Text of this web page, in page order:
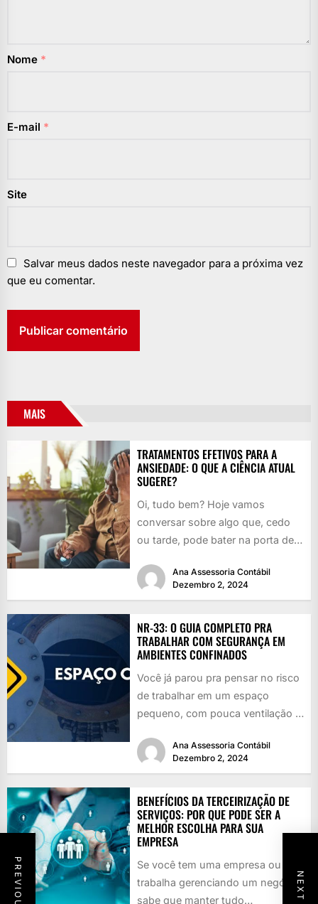
Nome *
E-mail *
Site
Salvar meus dados neste navegador para a próxima vez
que eu comentar.
MAIS
TRATAMENTOS EFETIVOS PARA A
ANSIEDADE: O QUE A CIÊNCIA ATUAL
SUGERE?
Oi, tudo bem? Hoje vamos
conversar sobre algo que, cedo
ou tarde, pode bater na porta de
Ana Assessoria Contábil
Dezembro 2, 2024
NR-33: O GUIA COMPLETO PRA
TRABALHAR COM SEGURANÇA EM
AMBIENTES CONFINADOS
Você já parou pra pensar no risco
de trabalhar em um espaço
pequeno, com pouca ventilação e
Ana Assessoria Contábil
Dezembro 2, 2024
BENEFÍCIOS DA TERCEIRIZAÇÃO DE
SERVIÇOS: POR QUE PODE SER A
MELHOR ESCOLHA PARA SUA
EMPRESA
Se você tem uma empresa ou
trabalha gerenciando um negócio,
sabe que manter tudo